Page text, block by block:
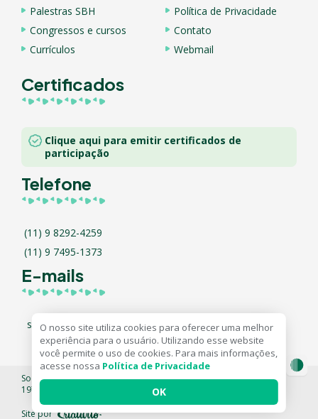
Palestras SBH
Congressos e cursos
Currículos
Política de Privacidade
Contato
Webmail
Certificados
Clique aqui para emitir certificados de
participação
Telefone
(11) 9 8292-4259
(11) 9 7495-1373
E-mails
secretaria@sbhistotecnologia.com.br
Sociedade Brasileira de Histotecnologia (S.B.H.) - Desde
1975
Site por
O nosso site utiliza cookies para oferecer uma melhor
experiência para o usuário. Utilizando esse website
você permite o uso de cookies. Para mais informações,
acesse nossa Política de Privacidade
OK